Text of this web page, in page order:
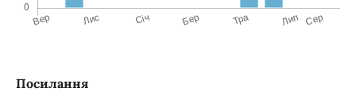
Посилання